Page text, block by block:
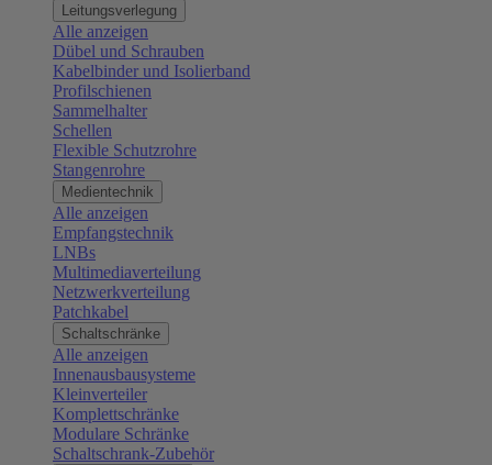
Leitungsverlegung
Alle anzeigen
Dübel und Schrauben
Kabelbinder und Isolierband
Profilschienen
Sammelhalter
Schellen
Flexible Schutzrohre
Stangenrohre
Medientechnik
Alle anzeigen
Empfangstechnik
LNBs
Multimediaverteilung
Netzwerkverteilung
Patchkabel
Schaltschränke
Alle anzeigen
Innenausbausysteme
Kleinverteiler
Komplettschränke
Modulare Schränke
Schaltschrank-Zubehör